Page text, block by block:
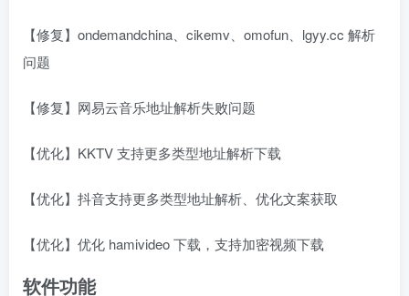
【修复】ondemandchina、cikemv、omofun、lgyy.cc 解析
问题
【修复】网易云音乐地址解析失败问题
【优化】KKTV 支持更多类型地址解析下载
【优化】抖音支持更多类型地址解析、优化文案获取
【优化】优化 hamivideo 下载，支持加密视频下载
软件功能